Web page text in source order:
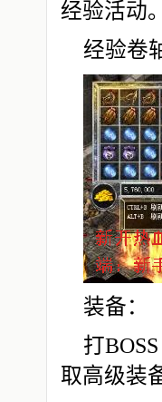
经验活动
经验卷
装备：
打
取高级装